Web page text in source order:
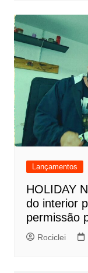
Lançamentos
HOLIDAY
do interior
permissão
Rociclei